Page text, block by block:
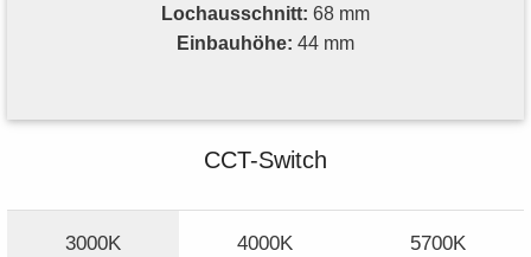
Lochausschnitt: 68 mm
Einbauhöhe: 44 mm
CCT-Switch
3000K 4000K 5700K